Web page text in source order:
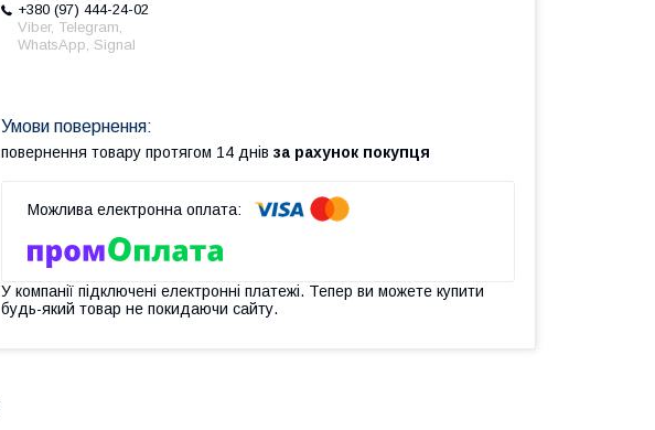
+380 (97) 444-24-02
Viber, Telegram,
WhatsApp, Signal
повернення товару протягом 14 днів за рахунок покупця
У компанії підключені електронні платежі. Тепер ви можете купити
будь-який товар не покидаючи сайту.